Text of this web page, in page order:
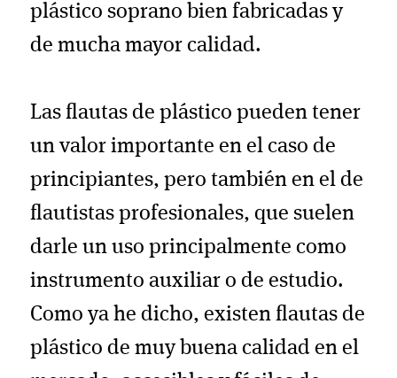
plástico soprano bien fabricadas y
de mucha mayor calidad.
Las flautas de plástico pueden tener
un valor importante en el caso de
principiantes, pero también en el de
flautistas profesionales, que suelen
darle un uso principalmente como
instrumento auxiliar o de estudio.
Como ya he dicho, existen flautas de
plástico de muy buena calidad en el